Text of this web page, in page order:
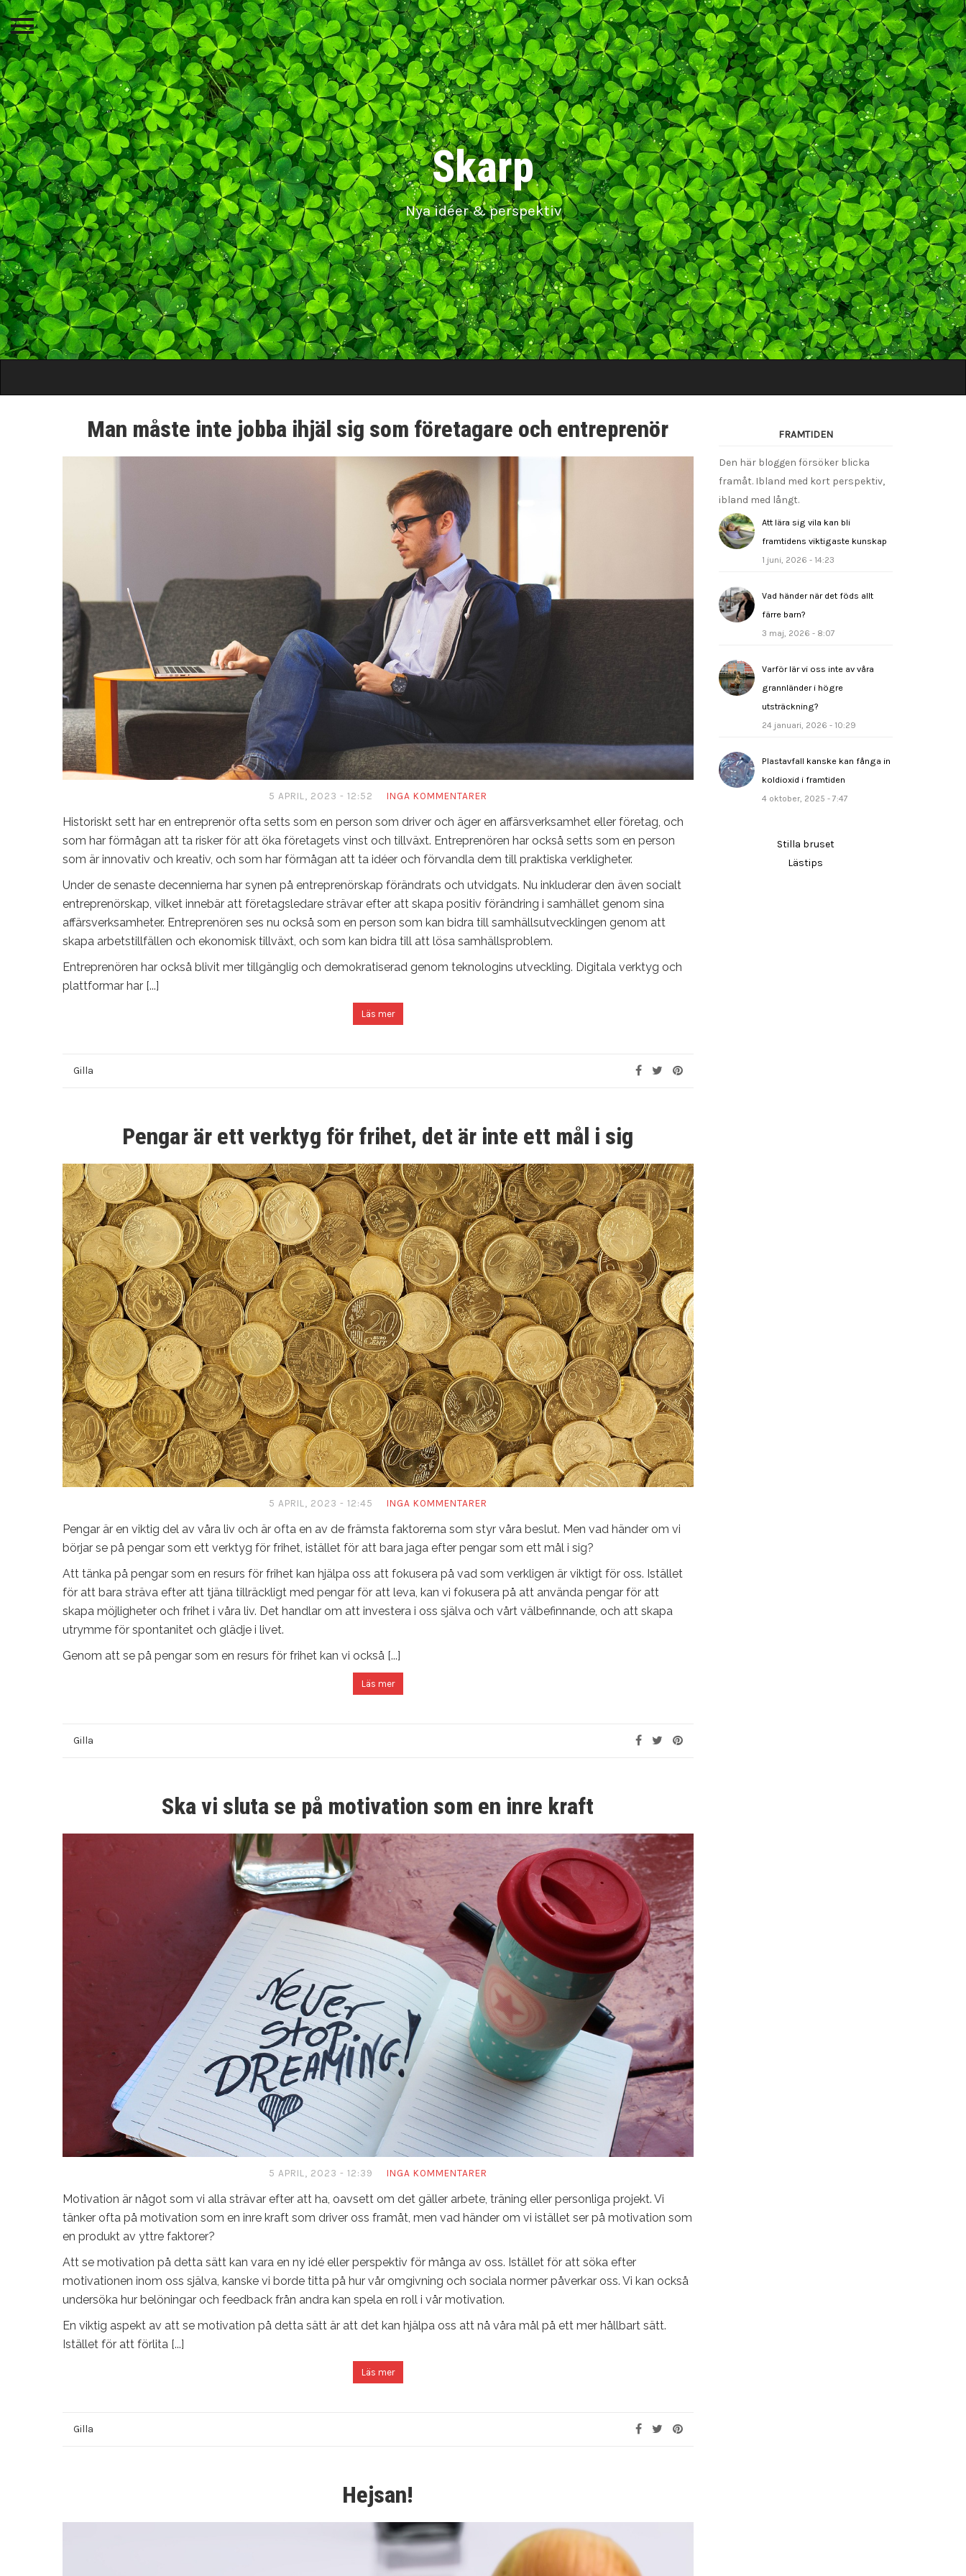
Skarp
KATEGORIER
SENASTE INLÄGG
Att lära sig vila kan bli
framtidens viktigaste kunskap
Vad händer när det föds allt färre
barn?
Varför lär vi oss inte av våra
grannländer i högre
utsträckning?
Plastavfall kanske kan fånga in
koldioxid i framtiden
Skarp
Nya idéer & perspektiv
Man måste inte jobba ihjäl sig som företagare och entreprenör
5 APRIL, 2023 - 12:52 INGA KOMMENTARER
Historiskt sett har en entreprenör ofta setts som en person som driver och äger en affärsverksamhet eller företag, och
som har förmågan att ta risker för att öka företagets vinst och tillväxt. Entreprenören har också setts som en person
som är innovativ och kreativ, och som har förmågan att ta idéer och förvandla dem till praktiska verkligheter.
Under de senaste decennierna har synen på entreprenörskap förändrats och utvidgats. Nu inkluderar den även socialt
entreprenörskap, vilket innebär att företagsledare strävar efter att skapa positiv förändring i samhället genom sina
affärsverksamheter. Entreprenören ses nu också som en person som kan bidra till samhällsutvecklingen genom att
skapa arbetstillfällen och ekonomisk tillväxt, och som kan bidra till att lösa samhällsproblem.
Entreprenören har också blivit mer tillgänglig och demokratiserad genom teknologins utveckling. Digitala verktyg och
plattformar har [...]
Läs mer
Gilla
Pengar är ett verktyg för frihet, det är inte ett mål i sig
5 APRIL, 2023 - 12:45 INGA KOMMENTARER
Pengar är en viktig del av våra liv och är ofta en av de främsta faktorerna som styr våra beslut. Men vad händer om vi
börjar se på pengar som ett verktyg för frihet, istället för att bara jaga efter pengar som ett mål i sig?
Att tänka på pengar som en resurs för frihet kan hjälpa oss att fokusera på vad som verkligen är viktigt för oss. Istället
för att bara sträva efter att tjäna tillräckligt med pengar för att leva, kan vi fokusera på att använda pengar för att
skapa möjligheter och frihet i våra liv. Det handlar om att investera i oss själva och vårt välbefinnande, och att skapa
utrymme för spontanitet och glädje i livet.
Genom att se på pengar som en resurs för frihet kan vi också [...]
Läs mer
Gilla
Ska vi sluta se på motivation som en inre kraft
5 APRIL, 2023 - 12:39 INGA KOMMENTARER
Motivation är något som vi alla strävar efter att ha, oavsett om det gäller arbete, träning eller personliga projekt. Vi
tänker ofta på motivation som en inre kraft som driver oss framåt, men vad händer om vi istället ser på motivation som
en produkt av yttre faktorer?
Att se motivation på detta sätt kan vara en ny idé eller perspektiv för många av oss. Istället för att söka efter
motivationen inom oss själva, kanske vi borde titta på hur vår omgivning och sociala normer påverkar oss. Vi kan också
undersöka hur belöningar och feedback från andra kan spela en roll i vår motivation.
En viktig aspekt av att se motivation på detta sätt är att det kan hjälpa oss att nå våra mål på ett mer hållbart sätt.
Istället för att förlita [...]
Läs mer
Gilla
Hejsan!
FRAMTIDEN
Den här bloggen försöker blicka
framåt. Ibland med kort perspektiv,
ibland med långt.
Att lära sig vila kan bli
framtidens viktigaste kunskap
1 juni, 2026 - 14:23
Vad händer när det föds allt
färre barn?
3 maj, 2026 - 8:07
Varför lär vi oss inte av våra
grannländer i högre
utsträckning?
24 januari, 2026 - 10:29
Plastavfall kanske kan fånga in
koldioxid i framtiden
4 oktober, 2025 - 7:47
Stilla bruset
Lästips